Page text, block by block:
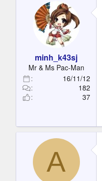
e
r
i
minh_k43sj
Mr & Ms Pac-Man
16/11/12
182
37
A